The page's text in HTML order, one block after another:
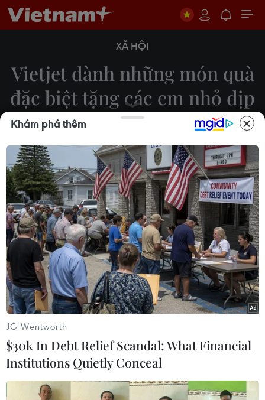
XÃ HỘI
Vietjet dành những món quà
đặc biệt tặng các em nhỏ dịp
Trung Thu
30/09/2023 02:32
Đón Tết Trung Thu, Vietjet dành tặng các em nhỏ
và khách hàng những chiếc lồng đèn Amy độc
đáo, dễ thương cùng không khí ấm áp, yêu
thương, cùng “phá cỗ, trông trăng."
Khám phá thêm
JG Wentworth
$30k In Debt Relief Scandal: What Financial
Institutions Quietly Conceal